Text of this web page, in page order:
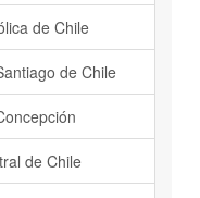
de Chile
de Chile
de Chile